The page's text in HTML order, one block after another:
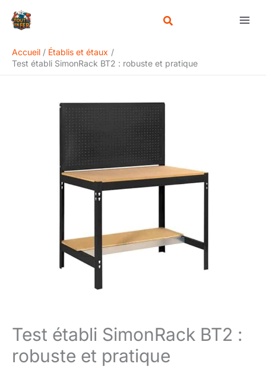
Accueil
Établis et étaux
Test établi SimonRack BT2 : robuste et pratique
Test établi SimonRack BT2 :
robuste et pratique